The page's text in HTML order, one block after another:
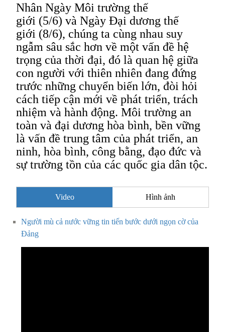
Nhân Ngày Môi trường thế
giới (5/6) và Ngày Đại dương thế
giới (8/6), chúng ta cùng nhau suy
ngẫm sâu sắc hơn về một vấn đề hệ
trọng của thời đại, đó là quan hệ giữa
con người với thiên nhiên đang đứng
trước những chuyển biến lớn, đòi hỏi
cách tiếp cận mới về phát triển, trách
nhiệm và hành động. Môi trường an
toàn và đại dương hòa bình, bền vững
là vấn đề trung tâm của phát triển, an
ninh, hòa bình, công bằng, đạo đức và
sự trường tồn của các quốc gia dân tộc.
Video Hình ảnh
Người mù cả nước vững tin tiến bước dưới ngọn cờ của
Đảng